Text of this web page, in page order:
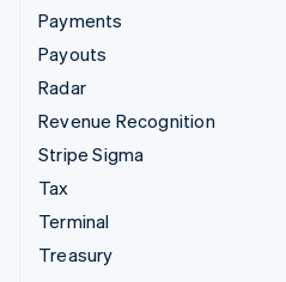
Payments
Payouts
Radar
Revenue Recognition
Stripe Sigma
Tax
Terminal
Treasury